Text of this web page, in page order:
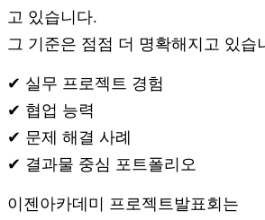
고 있습니다.
그 기준은 점점 더 명확해지고 있습
✔ 실무 프로젝트 경험
✔ 협업 능력
✔ 문제 해결 사례
✔ 결과물 중심 포트폴리오
이젠아카데미 프로젝트발표회는